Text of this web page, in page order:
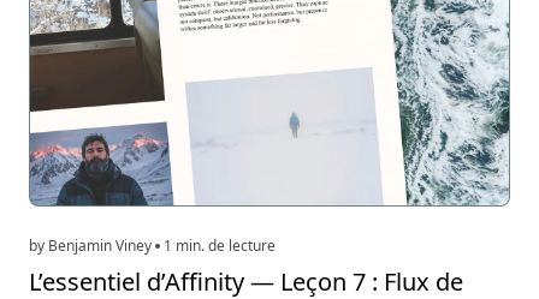
by Benjamin Viney 1 min. de lecture
L’essentiel d’Affinity — Leçon 7 : Flux de